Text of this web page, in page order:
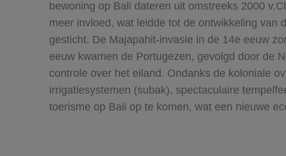
bewoning op Bali dateren uit omstreeks 2000
meer invloed, wat leidde tot de ontwikkeling van
gesticht. De Majapahit-invasie in de 14e eeuw
eeuw kwamen de Portugezen, gevolgd door de
controle over het eiland. Ondanks de koloniale
irrigatiesystemen (subak), spectaculaire
toerisme op Bali op te komen, wat een nieuwe